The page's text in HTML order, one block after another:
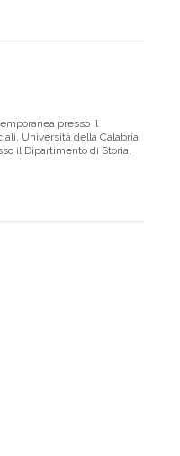
presso il
Università della Calabria
il Dipartimento di Storia,